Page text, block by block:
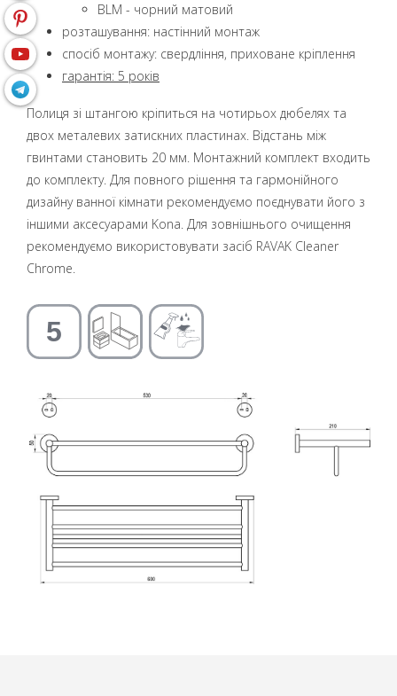
BLM - чорний матовий
розташування: настінний монтаж
спосіб монтажу: свердління, приховане кріплення
гарантія: 5 років
Полиця зі штангою кріпиться на чотирьох дюбелях та
двох металевих затискних пластинах. Відстань між
гвинтами становить 20 мм. Монтажний комплект входить
до комплекту. Для повного рішення та гармонійного
дизайну ванної кімнати рекомендуємо поєднувати його з
іншими аксесуарами Kona. Для зовнішнього очищення
рекомендуємо використовувати засіб RAVAK Cleaner
Chrome.